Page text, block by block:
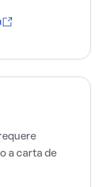
a carta de